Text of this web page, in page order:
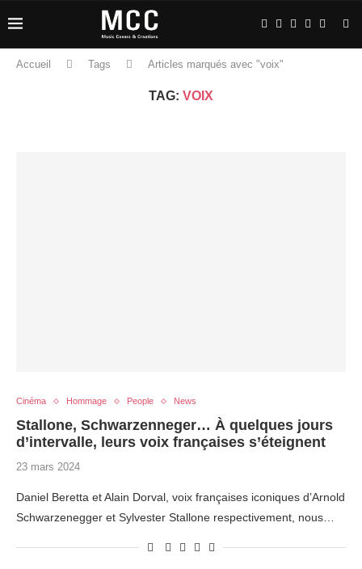
Accueil Tags Articles marqués avec "voix"
TAG: VOIX
Cinéma Hommage People News
Stallone, Schwarzenneger… À quelques jours
d’intervalle, leurs voix françaises s’éteignent
23 mars 2024
Daniel Beretta et Alain Dorval, voix françaises iconiques d’Arnold
Schwarzenegger et Sylvester Stallone respectivement, nous…